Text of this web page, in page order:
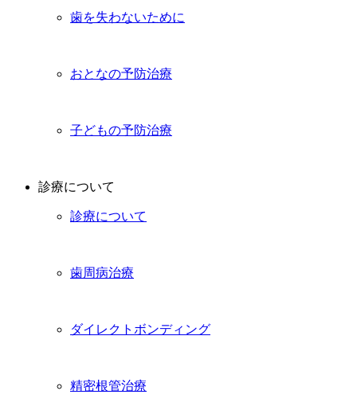
歯を失わないために
おとなの予防治療
子どもの予防治療
診療について
診療について
歯周病治療
ダイレクトボンディング
精密根管治療